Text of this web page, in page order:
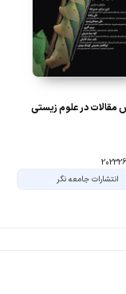
مقالات در علوم زیستی
انتشارات جامعه نگر